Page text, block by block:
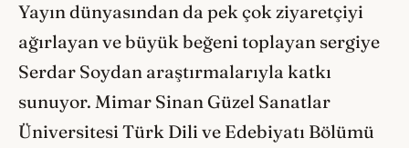
Yayın dünyasından da pek çok ziyaretçiyi
ağırlayan ve büyük beğeni toplayan sergiye
Serdar Soydan araştırmalarıyla katkı
sunuyor. Mimar Sinan Güzel Sanatlar
Üniversitesi Türk Dili ve Edebiyatı Bölümü